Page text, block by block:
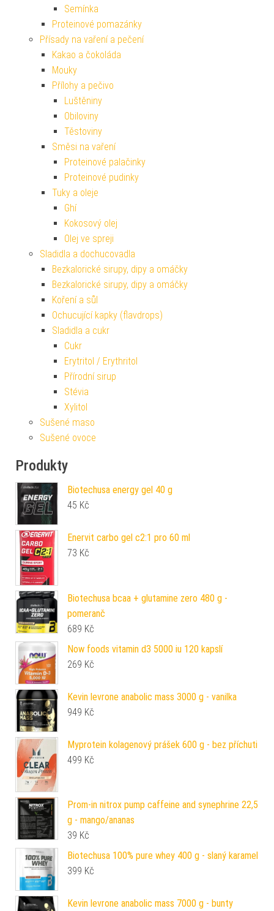
Semínka
Proteinové pomazánky
Přísady na vaření a pečení
Kakao a čokoláda
Mouky
Přílohy a pečivo
Luštěniny
Obiloviny
Těstoviny
Směsi na vaření
Proteinové palačinky
Proteinové pudinky
Tuky a oleje
Ghí
Kokosový olej
Olej ve spreji
Sladidla a dochucovadla
Bezkalorické sirupy, dipy a omáčky
Bezkalorické sirupy, dipy a omáčky
Koření a sůl
Ochucující kapky (flavdrops)
Sladidla a cukr
Cukr
Erytritol / Erythritol
Přírodní sirup
Stévia
Xylitol
Sušené maso
Sušené ovoce
Produkty
Biotechusa energy gel 40 g
45 Kč
Enervit carbo gel c2:1 pro 60 ml
73 Kč
Biotechusa bcaa + glutamine zero 480 g -
pomeranč
689 Kč
Now foods vitamin d3 5000 iu 120 kapslí
269 Kč
Kevin levrone anabolic mass 3000 g - vanilka
949 Kč
Myprotein kolagenový prášek 600 g - bez příchuti
499 Kč
Prom-in nitrox pump caffeine and synephrine 22,5
g - mango/ananas
39 Kč
Biotechusa 100% pure whey 400 g - slaný karamel
399 Kč
Kevin levrone anabolic mass 7000 g - bunty